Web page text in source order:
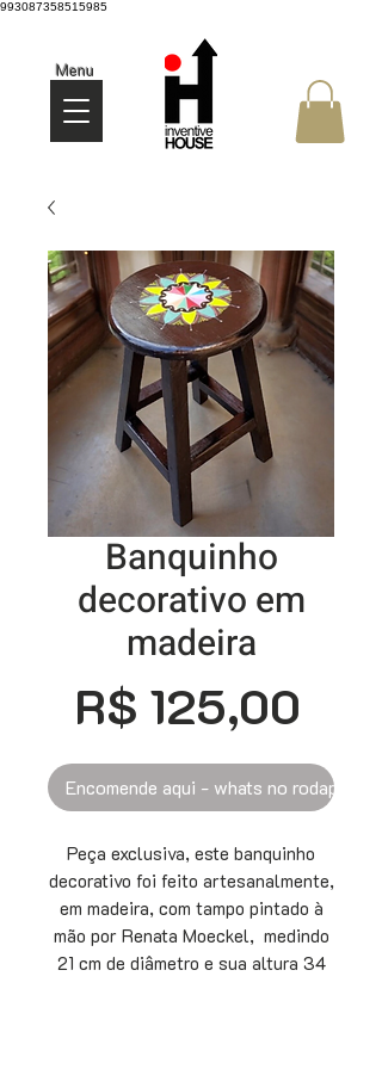
993087358515985
Menu
Banquinho
decorativo em
madeira
R$ 125,00
Encomende aqui - whats no rodapé
Peça exclusiva, este banquinho
decorativo foi feito artesanalmente,
em madeira, com tampo pintado à
mão por Renata Moeckel, medindo
21 cm de diâmetro e sua altura 34